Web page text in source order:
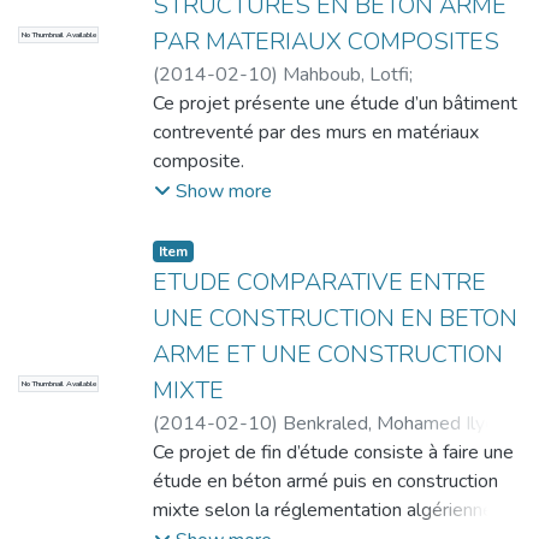
effectué par la suite.
Finalement on a réalisé les calculs des
assemblages et le calcul des fondations
puis on
a achevé le projet par une conclusion.
et assemblages de la structure selon le
règlement CCM99, manuellement, et avec
l'aide du logiciel SAP2000. Le mémoire a
été achevé par une conclusion.
No Thumbnail Available
PAR MATERIAUX COMPOSITES
(2014-02-10) Mahboub, Lotfi;
Moulessehoul, Sid Ahmed
Ce projet présente une étude d’un bâtiment
contreventé par des murs en matériaux
composite.
Il est constitué d’un rez de chaussée et de
assigné à
cette étude est de visualiser le
comportement de cette structure au-delà
du domaine élastique.
Notre travail a consisté dans un premier
temps à faire une étude du bâtiment
contreventé par
des voiles en béton armé tout en
respectant les règlements RPA99V2003,
BAEL91.
Show more
No Thumbnail Available
Item
ETUDE COMPARATIVE ENTRE
UNE CONSTRUCTION EN BETON
ARME ET UNE CONSTRUCTION
MIXTE
(2014-02-10) Benkraled, Mohamed Ilyes
Dali Youcef, Feth Allah
Ce projet de fin d’étude consiste à faire une
étude en béton armé puis en construction
mixte selon la réglementation algérienne